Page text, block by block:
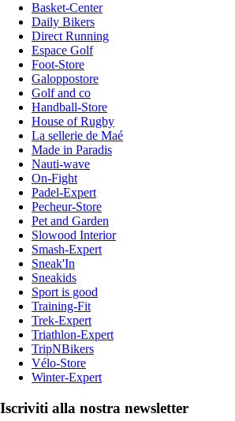
Basket-Center
Daily Bikers
Direct Running
Espace Golf
Foot-Store
Galoppostore
Golf and co
Handball-Store
House of Rugby
La sellerie de Maé
Made in Paradis
Nauti-wave
On-Fight
Padel-Expert
Pecheur-Store
Pet and Garden
Slowood Interior
Smash-Expert
Sneak'In
Sneakids
Sport is good
Training-Fit
Trek-Expert
Triathlon-Expert
TripNBikers
Vélo-Store
Winter-Expert
Iscriviti alla nostra newsletter